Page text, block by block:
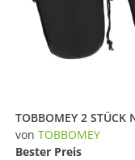
von TOBBOMEY
Bester Preis